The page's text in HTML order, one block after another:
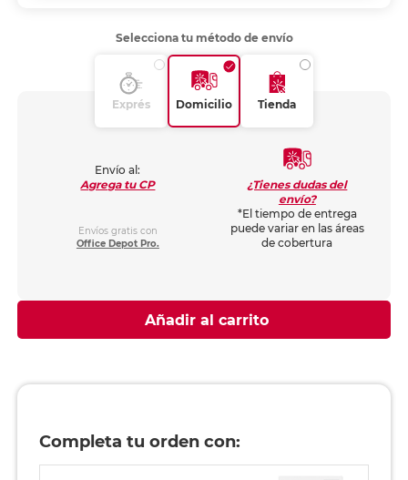
Selecciona tu método de envío
Exprés Domicilio Tienda
Envío al:
Agrega tu CP
Envíos gratis con
Office Depot Pro.
¿Tienes dudas del
envío?
*El tiempo de entrega
puede variar en las áreas
de cobertura
Añadir al carrito
Completa tu orden con: